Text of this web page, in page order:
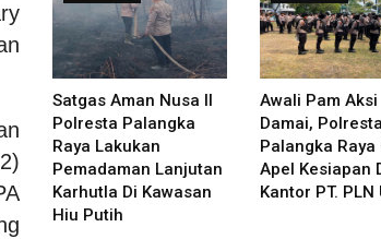
Satgas Aman Nusa II
Polresta Palangka
Raya Lakukan
Pemadaman Lanjutan
Karhutla Di Kawasan
Hiu Putih
Awali Pam Aksi
Damai, Polresta
Palangka Raya
Apel Kesiapan
Kantor PT. PLN